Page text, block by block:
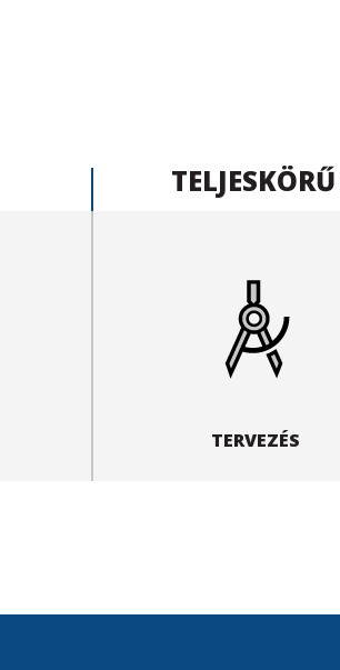
TERVEZÉS